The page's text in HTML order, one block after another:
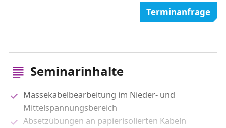
Terminanfrage
Seminarinhalte
Massekabelbearbeitung im Nieder- und
Mittelspannungsbereich
Absetzübungen an papierisolierten Kabeln